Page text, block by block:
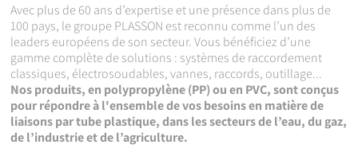
Avec plus de 60 ans d’expertise et une présence dans plus de
100 pays, le groupe PLASSON est reconnu comme l’un des
leaders européens de son secteur. Vous bénéficiez d’une
gamme complète de solutions : systèmes de raccordement
classiques, électrosoudables, vannes, raccords, outillage...
Nos produits, en polypropylène (PP) ou en PVC, sont conçus
pour répondre à l'ensemble de vos besoins en matière de
liaisons par tube plastique, dans les secteurs de l’eau, du gaz,
de l’industrie et de l’agriculture.